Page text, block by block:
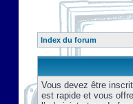
Index du forum
Vous devez être
est rapide et vous